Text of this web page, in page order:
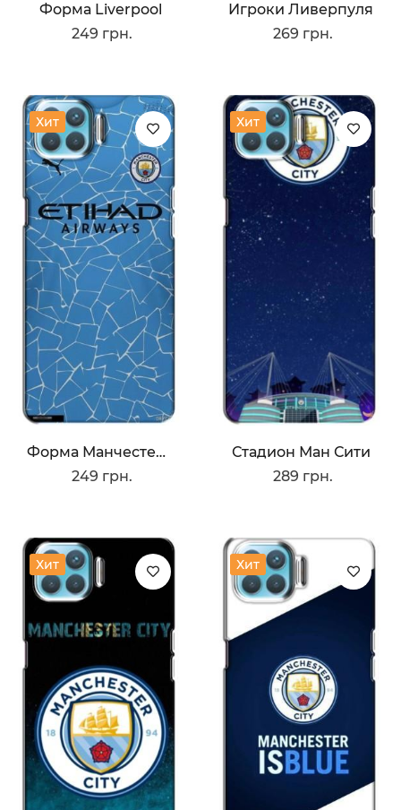
Форма Liverpool
249 грн.
Игроки Ливерпуля
269 грн.
Хит
Форма Манчестер Сити
249 грн.
Хит
Стадион Ман Сити
289 грн.
Хит Хит